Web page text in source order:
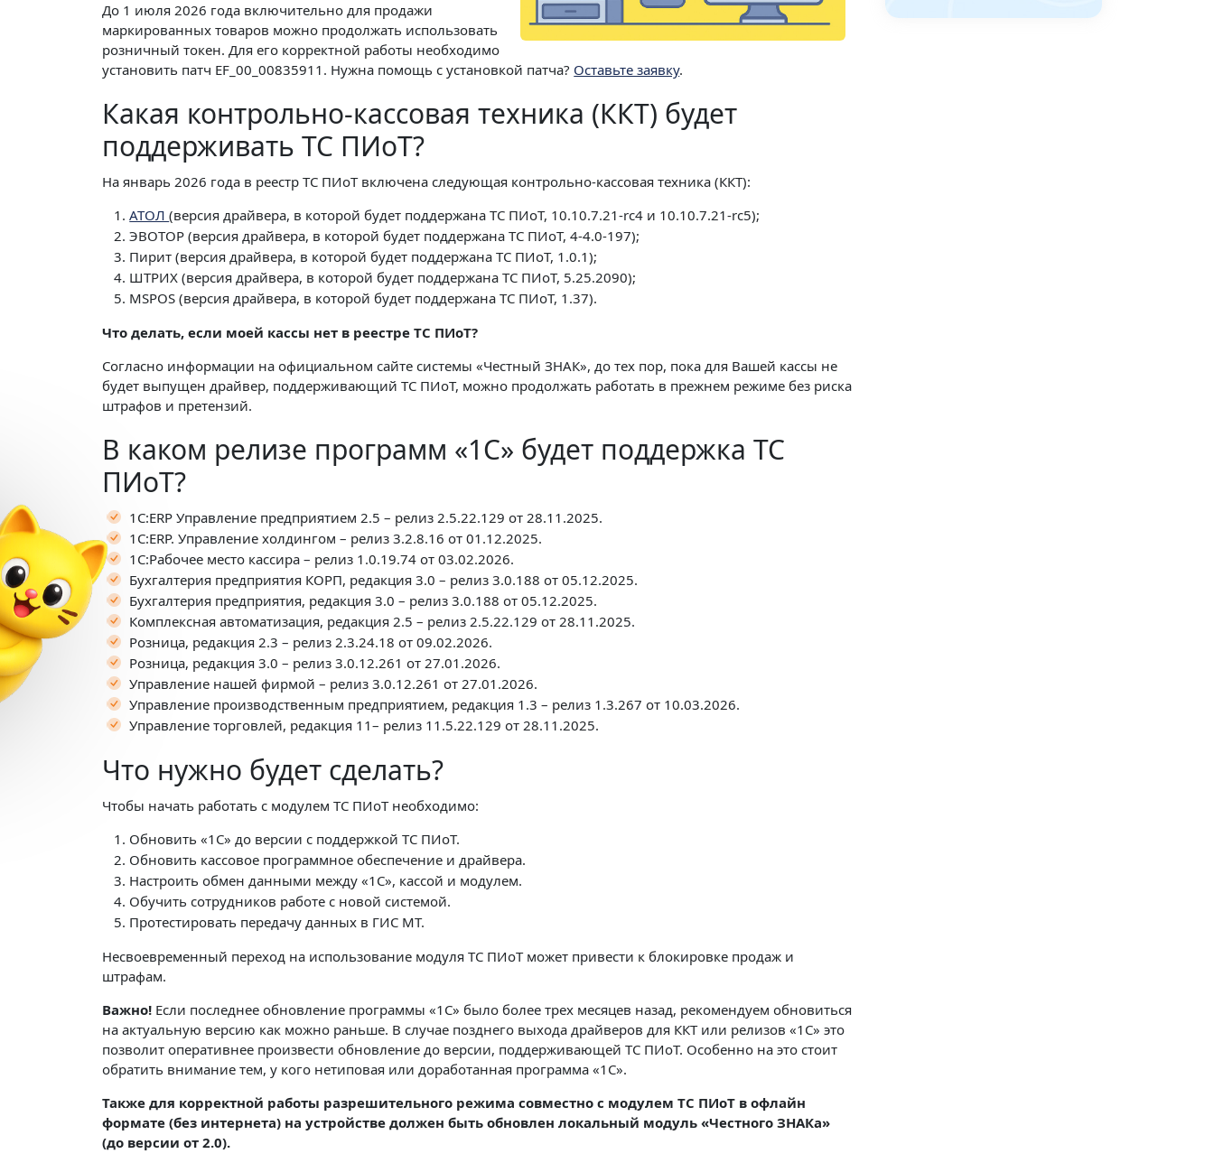
До 1 июля 2026 года включительно для продажи
маркированных товаров можно продолжать использовать
розничный токен. Для его корректной работы необходимо
установить патч EF_00_00835911. Нужна помощь с установкой патча? Оставьте заявку.
Какая контрольно-кассовая техника (ККТ) будет
поддерживать ТС ПИоТ?
На январь 2026 года в реестр ТС ПИоТ включена следующая контрольно-кассовая техника (ККТ):
АТОЛ(версия драйвера, в которой будет поддержана ТС ПИоТ, 10.10.7.21-rc4 и 10.10.7.21-rc5);
ЭВОТОР (версия драйвера, в которой будет поддержана ТС ПИоТ, 4-4.0-197);
Пирит (версия драйвера, в которой будет поддержана ТС ПИоТ, 1.0.1);
ШТРИХ (версия драйвера, в которой будет поддержана ТС ПИоТ, 5.25.2090);
MSPOS (версия драйвера, в которой будет поддержана ТС ПИоТ, 1.37).
Что делать, если моей кассы нет в реестре ТС ПИоТ?
Согласно информации на официальном сайте системы «Честный ЗНАК», до тех пор, пока для Вашей кассы не
будет выпущен драйвер, поддерживающий ТС ПИоТ, можно продолжать работать в прежнем режиме без риска
штрафов и претензий.
В каком релизе программ «1С» будет поддержка ТС
ПИоТ?
1С:ERP Управление предприятием 2.5 – релиз 2.5.22.129 от 28.11.2025.
1С:ERP. Управление холдингом – релиз 3.2.8.16 от 01.12.2025.
1С:Рабочее место кассира – релиз 1.0.19.74 от 03.02.2026.
Бухгалтерия предприятия КОРП, редакция 3.0 – релиз 3.0.188 от 05.12.2025.
Бухгалтерия предприятия, редакция 3.0 – релиз 3.0.188 от 05.12.2025.
Комплексная автоматизация, редакция 2.5 – релиз 2.5.22.129 от 28.11.2025.
Розница, редакция 2.3 – релиз 2.3.24.18 от 09.02.2026.
Розница, редакция 3.0 – релиз 3.0.12.261 от 27.01.2026.
Управление нашей фирмой – релиз 3.0.12.261 от 27.01.2026.
Управление производственным предприятием, редакция 1.3 – релиз 1.3.267 от 10.03.2026.
Управление торговлей, редакция 11– релиз 11.5.22.129 от 28.11.2025.
Что нужно будет сделать?
Чтобы начать работать с модулем ТС ПИоТ необходимо:
Обновить «1С» до версии с поддержкой ТС ПИоТ.
Обновить кассовое программное обеспечение и драйвера.
Настроить обмен данными между «1С», кассой и модулем.
Обучить сотрудников работе с новой системой.
Протестировать передачу данных в ГИС МТ.
Несвоевременный переход на использование модуля ТС ПИоТ может привести к блокировке продаж и
штрафам.
Важно! Если последнее обновление программы «1С» было более трех месяцев назад, рекомендуем обновиться
на актуальную версию как можно раньше. В случае позднего выхода драйверов для ККТ или релизов «1С» это
позволит оперативнее произвести обновление до версии, поддерживающей ТС ПИоТ. Особенно на это стоит
обратить внимание тем, у кого нетиповая или доработанная программа «1С».
Также для корректной работы разрешительного режима совместно с модулем ТС ПИоТ в офлайн
формате (без интернета) на устройстве должен быть обновлен локальный модуль «Честного ЗНАКа»
(до версии от 2.0).
✕
Настройка и обучение
в подарок
При подключении
«1С:Кабинет сотрудника»
Выгода 12 978 ₽
Получить подарок